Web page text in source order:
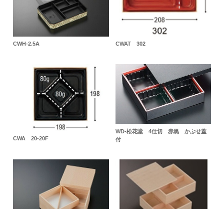
CWH-2.5A CWAT 302
CWA 20-20F
WD-松花堂 4仕切 赤黒 かぶせ蓋
付